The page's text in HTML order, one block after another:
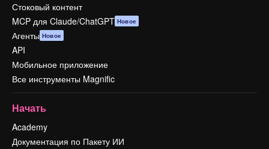
Стоковый контент
MCP для Claude/ChatGPT Новое
Агенты Новое
API
Мобильное приложение
Все инструменты Magnific
Начать
Academy
Документация по Пакету ИИ